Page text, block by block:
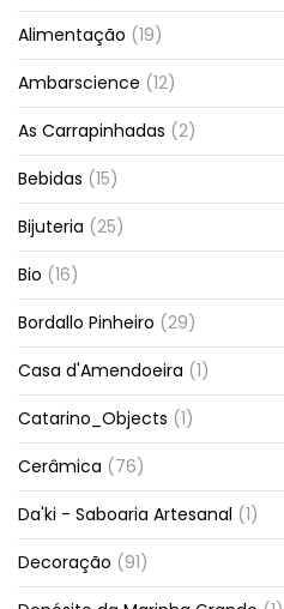
Alimentação (19)
Ambarscience (12)
As Carrapinhadas (2)
Bebidas (15)
Bijuteria (25)
Bio (16)
Bordallo Pinheiro (29)
Casa d'Amendoeira (1)
Catarino_Objects (1)
Cerâmica (76)
Da'ki - Saboaria Artesanal (1)
Decoração (91)